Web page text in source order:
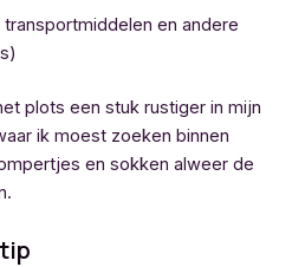
transportmiddelen en andere
plots een stuk rustiger in mijn
ik moest zoeken binnen
en sokken alweer de